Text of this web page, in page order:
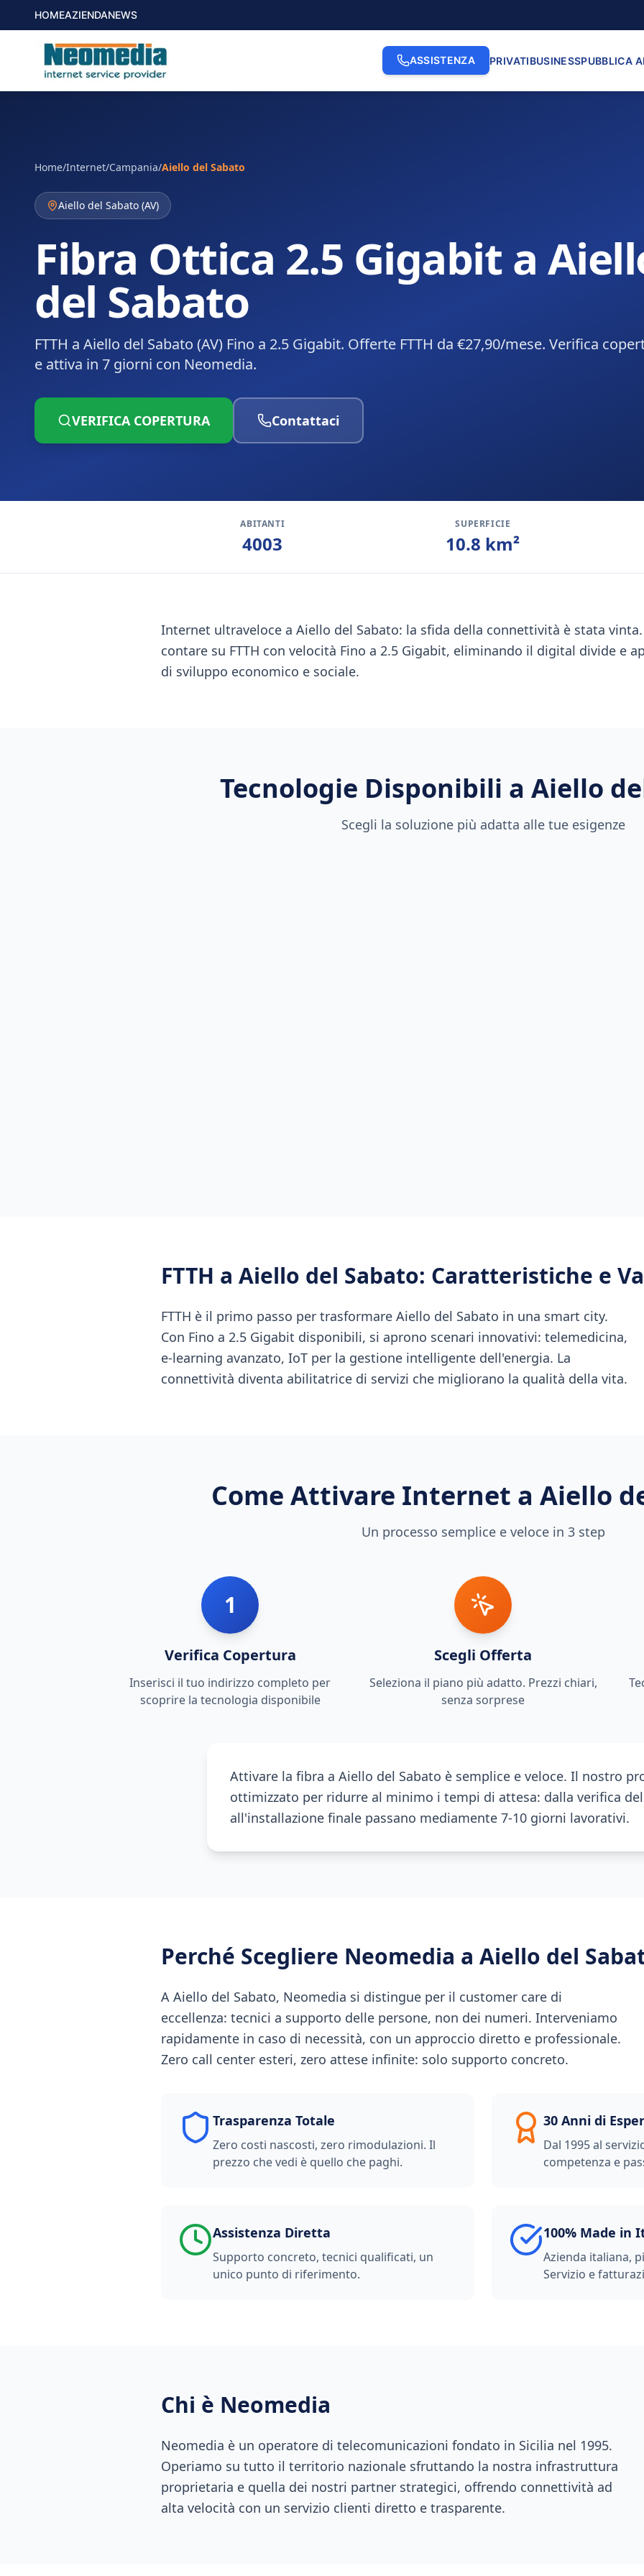
HOMEAZIENDANEWS
ASSISTENZA PRIVATIBUSINESSPUBBLICA
Home/Internet/Campania/Aiello del Sabato
Aiello del Sabato (AV)
Fibra Ottica 2.5 Gigabit a
del Sabato
FTTH a Aiello del Sabato (AV) Fino a 2.5 Gigabit. Offerte FTTH da €27,90/mese. Verifica
e attiva in 7 giorni con Neomedia.
VERIFICA COPERTURA Contattaci
ABITANTI
4003
SUPERFICIE
10.8 km²
Internet ultraveloce a Aiello del Sabato: la sfida della connettività è stata
contare su FTTH con velocità Fino a 2.5 Gigabit, eliminando il digital divide e
di sviluppo economico e sociale.
Tecnologie Disponibili a Aiello
Scegli la soluzione più adatta alle tue esigenze
FTTH a Aiello del Sabato: Caratteristiche e
FTTH è il primo passo per trasformare Aiello del Sabato in una smart city.
Con Fino a 2.5 Gigabit disponibili, si aprono scenari innovativi: telemedicina,
e-learning avanzato, IoT per la gestione intelligente dell'energia. La
connettività diventa abilitatrice di servizi che migliorano la qualità della vita.
Come Attivare Internet a Aiello
Un processo semplice e veloce in 3 step
1
Verifica Copertura
Inserisci il tuo indirizzo completo per
scoprire la tecnologia disponibile
Scegli Offerta
Seleziona il piano più adatto. Prezzi chiari,
senza sorprese
Attivare la fibra a Aiello del Sabato è semplice e veloce. Il nostro
ottimizzato per ridurre al minimo i tempi di attesa: dalla verifica
all'installazione finale passano mediamente 7-10 giorni lavorativi.
Perché Scegliere Neomedia a Aiello del
A Aiello del Sabato, Neomedia si distingue per il customer care di
eccellenza: tecnici a supporto delle persone, non dei numeri. Interveniamo
rapidamente in caso di necessità, con un approccio diretto e professionale.
Zero call center esteri, zero attese infinite: solo supporto concreto.
Trasparenza Totale
Zero costi nascosti, zero rimodulazioni. Il
prezzo che vedi è quello che paghi.
30 Anni di
Dal 1995 al
competenza e
Assistenza Diretta
Supporto concreto, tecnici qualificati, un
unico punto di riferimento.
100% Made in
Azienda italiana,
Servizio e
Chi è Neomedia
Neomedia è un operatore di telecomunicazioni fondato in Sicilia nel 1995.
Operiamo su tutto il territorio nazionale sfruttando la nostra infrastruttura
proprietaria e quella dei nostri partner strategici, offrendo connettività ad
alta velocità con un servizio clienti diretto e trasparente.